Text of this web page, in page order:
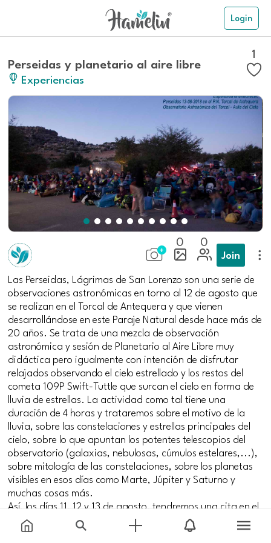
Login
Perseidas y planetario al aire libre
Experiencias
1
0 0
Join
Las Perseidas, Lágrimas de San Lorenzo son una serie de
observaciones astronómicas en torno al 12 de agosto que
se realizan en el Torcal de Antequera y que vienen
desarrollándose en este Paraje Natural desde hace más de
20 años. Se trata de una mezcla de observación
astronómica y sesión de Planetario al Aire Libre muy
didáctica pero igualmente con intención de disfrutar
relajados observando el cielo estrellado y los restos del
cometa 109P Swift-Tuttle que surcan el cielo en forma de
lluvia de estrellas. La actividad como tal tiene una
duración de 4 horas y trataremos sobre el motivo de la
lluvia, sobre las constelaciones y estrellas principales del
cielo, sobre lo que apuntan los potentes telescopios del
observatorio (galaxias, nebulosas, cúmulos estelares,...),
sobre mitología de las constelaciones, sobre los planetas
visibles en esos días como Marte, Júpiter y Saturno y
muchas cosas más.
Así, los días 11, 12 y 13 de agosto, tendremos una cita en el
Torcal de Antequera para descubrir el cielo de este paraje
natural, a 1200 metros de altura y lejos de fuentes de